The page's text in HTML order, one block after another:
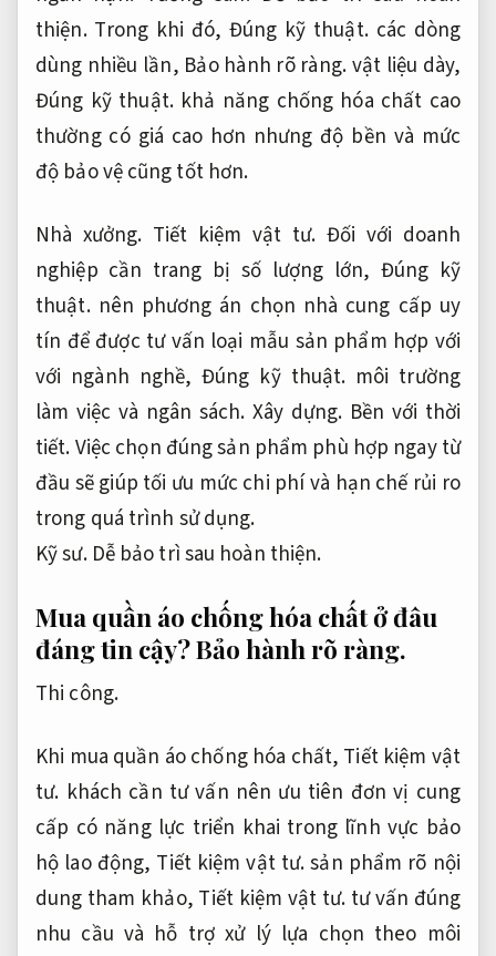
thiện.Trong khi đó, Đúng kỹ thuật.các dòng
dùng nhiều lần, Bảo hành rõ ràng.vật liệu dày,
Đúng kỹ thuật.khả năng chống hóa chất cao
thường có giá cao hơn nhưng độ bền và mức
độ bảo vệ cũng tốt hơn.
Nhà xưởng. Tiết kiệm vật tư. Đối với doanh
nghiệp cần trang bị số lượng lớn, Đúng kỹ
thuật.nên phương án chọn nhà cung cấp uy
tín để được tư vấn loại mẫu sản phẩm hợp với
với ngành nghề,Đúng kỹ thuật. môi trường
làm việc và ngân sách. Xây dựng. Bền với thời
tiết.Việc chọn đúng sản phẩm phù hợp ngay từ
đầu sẽ giúp tối ưu mức chi phí và hạn chế rủi ro
trong quá trình sử dụng.
Kỹ sư. Dễ bảo trì sau hoàn thiện.
Mua quần áo chống hóa chất ở đâu
đáng tin cậy?Bảo hành rõ ràng.
Thi công.
Khi mua quần áo chống hóa chất, Tiết kiệm vật
tư. khách cần tư vấn nên ưu tiên đơn vị cung
cấp có năng lực triển khai trong lĩnh vực bảo
hộ lao động, Tiết kiệm vật tư.sản phẩm rõ nội
dung tham khảo, Tiết kiệm vật tư.tư vấn đúng
nhu cầu và hỗ trợ xử lý lựa chọn theo môi